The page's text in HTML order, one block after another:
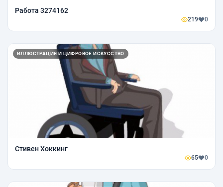
Работа 3274162
219 0
ИЛЛЮСТРАЦИЯ И ЦИФРОВОЕ ИСКУССТВО
Стивен Хоккинг
65 0